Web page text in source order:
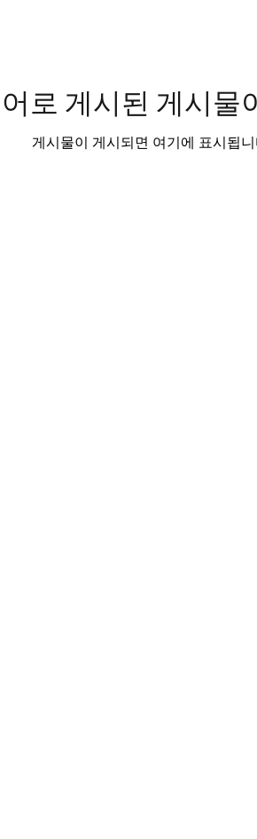
로 게시된 게시물
게시물이 게시되면 여기에 표시됩